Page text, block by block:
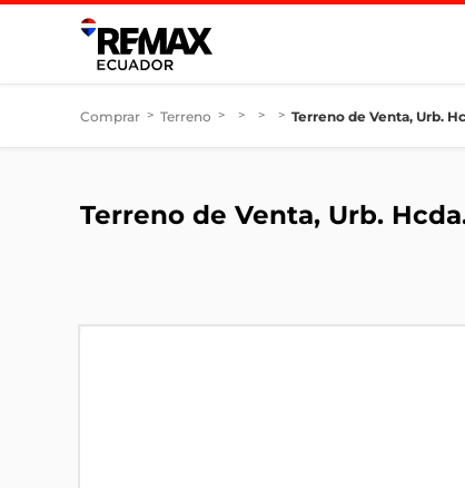
Comprar > Terreno > > > > Terreno de Venta, Urb.
Terreno de Venta, Urb.